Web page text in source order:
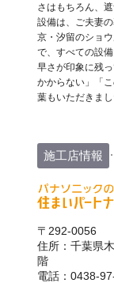
さはもちろん、
設備は、ご夫妻
京・汐留のショ
で、すべての設
早さが印象に残
かからない」「
葉もいただきまし
施工店情報
〒292-0056
住所：千葉県
階
電話：0438-